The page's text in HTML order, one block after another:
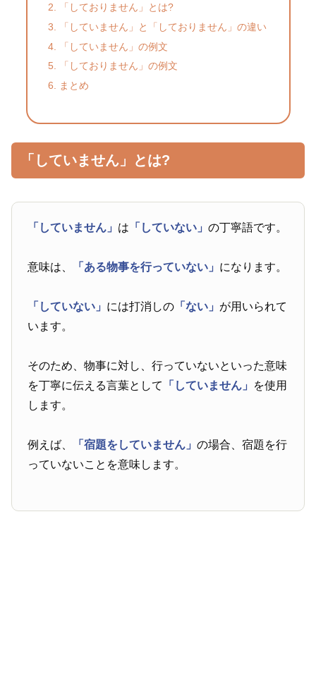
「しておりません」とは?
「していません」と「しておりません」の違い
「していません」の例文
「しておりません」の例文
まとめ
「していません」とは?
「していません」 は 「していない」の丁寧語です。
意味は、 「ある物事を行っていない」 になります。
「していない」 には打消しの 「ない」 が用いられて
います。
そのため、物事に対し、行っていないといった意味
を丁寧に伝える言葉として
「していません」 を使用
します。
例えば、 「宿題をしていません」の場合、宿題を行
っていないことを意味します。